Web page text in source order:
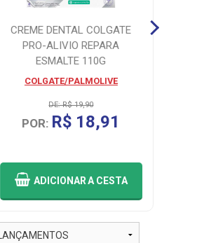
CREME DENTAL COLGATE
PRO-ALIVIO REPARA
ESMALTE 110G
COLGATE/PALMOLIVE
DE: R$ 19,90
POR: R$ 18,91
ADICIONARA CESTA